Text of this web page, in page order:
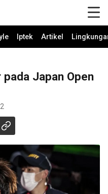
Iptek Artikel
Japan Open